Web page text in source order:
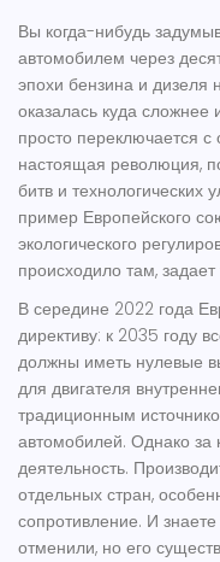
Вы когда-нибудь
автомобилем через
эпохи бензина и дизеля
оказалась куда
просто переключается с
настоящая революция,
битв и технологических
пример Европейского
экологического
происходило там,
В середине 2022 года
директиву: к 2035 году
должны иметь нулевые
для двигателя
традиционным
автомобилей. Однако за
деятельность.
отдельных стран,
сопротивление. И
отменили, но его